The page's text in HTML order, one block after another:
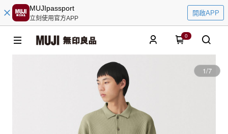
MUJIpassport
立刻使用官方APP
開啟APP
0
1/7